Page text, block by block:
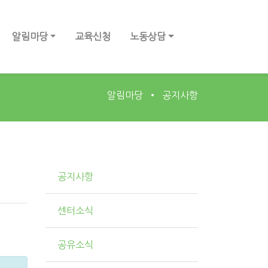
알림마당 교육신청 노동상담
알림마당 공지사항
공지사항
센터소식
공유소식